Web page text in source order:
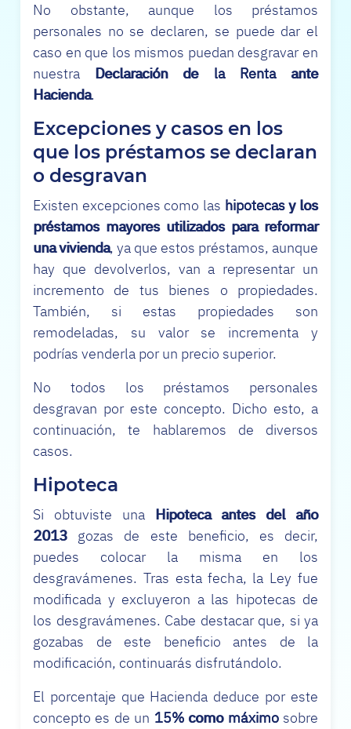
No obstante, aunque los préstamos
personales no se declaren, se puede dar el
caso en que los mismos puedan desgravar en
nuestra Declaración de la Renta ante
Hacienda.
Excepciones y casos en los
que los préstamos se declaran
o desgravan
Existen excepciones como las hipotecas y los
préstamos mayores utilizados para reformar
una vivienda, ya que estos préstamos, aunque
hay que devolverlos, van a representar un
incremento de tus bienes o propiedades.
También, si estas propiedades son
remodeladas, su valor se incrementa y
podrías venderla por un precio superior.
No todos los préstamos personales
desgravan por este concepto. Dicho esto, a
continuación, te hablaremos de diversos
casos.
Hipoteca
Si obtuviste una Hipoteca antes del año
2013 gozas de este beneficio, es decir,
puedes colocar la misma en los
desgravámenes. Tras esta fecha, la Ley fue
modificada y excluyeron a las hipotecas de
los desgravámenes. Cabe destacar que, si ya
gozabas de este beneficio antes de la
modificación, continuarás disfrutándolo.
El porcentaje que Hacienda deduce por este
concepto es de un 15% como máximo sobre